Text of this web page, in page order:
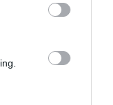
írta, nem talált olyan